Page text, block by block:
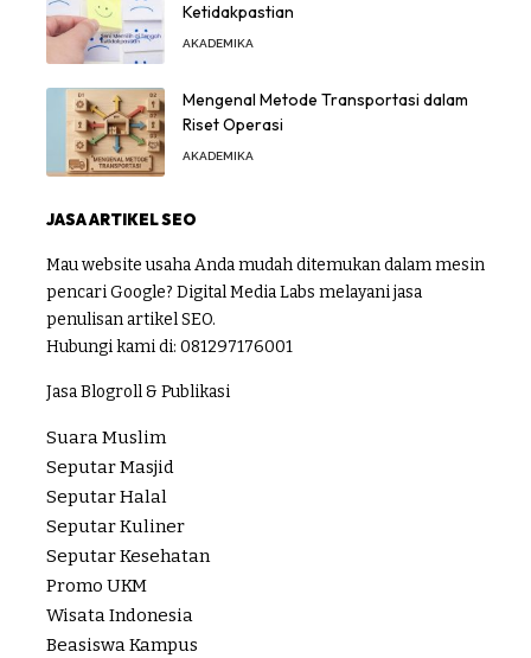
Ketidakpastian
AKADEMIKA
Mengenal Metode Transportasi dalam
Riset Operasi
AKADEMIKA
JASA ARTIKEL SEO
Mau website usaha Anda mudah ditemukan dalam mesin
pencari Google? Digital Media Labs melayani jasa
penulisan artikel SEO.
Hubungi kami di: 081297176001
Jasa Blogroll & Publikasi
Suara Muslim
Seputar Masjid
Seputar Halal
Seputar Kuliner
Seputar Kesehatan
Promo UKM
Wisata Indonesia
Beasiswa Kampus